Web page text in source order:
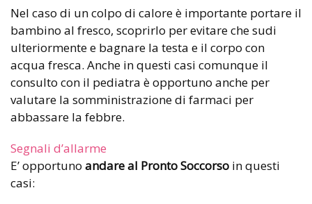
Nel caso di un colpo di calore è importante portare il
bambino al fresco, scoprirlo per evitare che sudi
ulteriormente e bagnare la testa e il corpo con
acqua fresca. Anche in questi casi comunque il
consulto con il pediatra è opportuno anche per
valutare la somministrazione di farmaci per
abbassare la febbre.
Segnali d’allarme
E’ opportuno andare al Pronto Soccorso in questi
casi: